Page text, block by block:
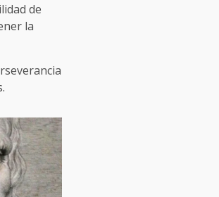
de
la